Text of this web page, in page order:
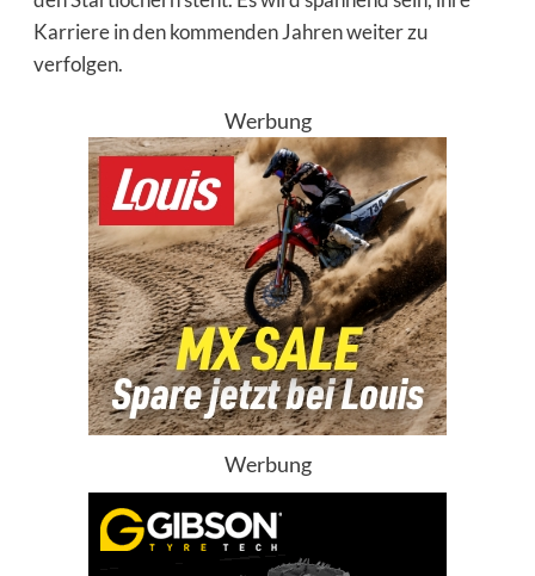
Karriere in den kommenden Jahren weiter zu
verfolgen.
Werbung
Werbung